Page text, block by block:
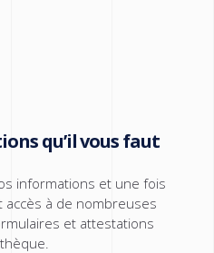
qu’il vous faut
informations et une fois
accès à de nombreuses
et attestations